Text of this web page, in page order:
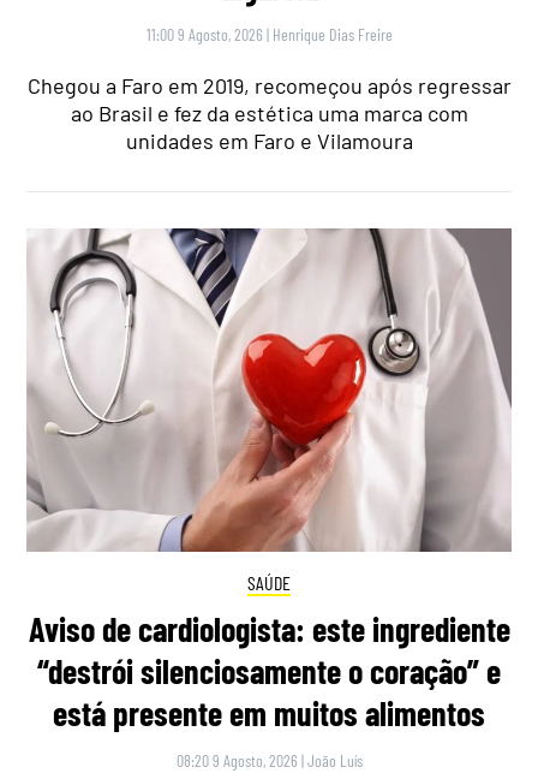
11:00 9 Agosto, 2026 | Henrique Dias Freire
Chegou a Faro em 2019, recomeçou após regressar
ao Brasil e fez da estética uma marca com
unidades em Faro e Vilamoura
SAÚDE
Aviso de cardiologista: este ingrediente
“destrói silenciosamente o coração” e
está presente em muitos alimentos
08:20 9 Agosto, 2026 |João Luís